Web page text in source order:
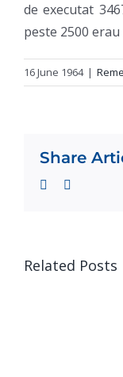
de executat
peste 2500
16 June 1964 |
Share
Facebook
Related Posts